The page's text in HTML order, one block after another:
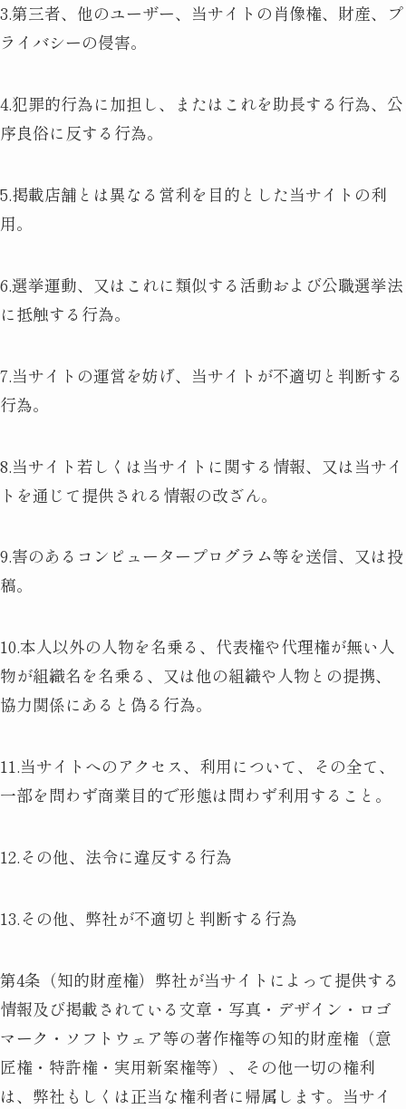
3.第三者、他のユーザー、当サイトの肖像権、財産、プ
ライバシーの侵害。
4.犯罪的行為に加担し、またはこれを助長する行為、公
序良俗に反する行為。
5.掲載店舗とは異なる営利を目的とした当サイトの利
用。
6.選挙運動、又はこれに類似する活動および公職選挙法
に抵触する行為。
7.当サイトの運営を妨げ、当サイトが不適切と判断する
行為。
8.当サイト若しくは当サイトに関する情報、又は当サイ
トを通じて提供される情報の改ざん。
9.害のあるコンピュータープログラム等を送信、又は投
稿。
10.本人以外の人物を名乗る、代表権や代理権が無い人
物が組織名を名乗る、又は他の組織や人物との提携、
協力関係にあると偽る行為。
11.当サイトへのアクセス、利用について、その全て、
一部を問わず商業目的で形態は問わず利用すること。
12.その他、法令に違反する行為
13.その他、弊社が不適切と判断する行為
第4条（知的財産権）弊社が当サイトによって提供する
情報及び掲載されている文章・写真・デザイン・ロゴ
マーク・ソフトウェア等の著作権等の知的財産権（意
匠権・特許権・実用新案権等）、その他一切の権利
は、弊社もしくは正当な権利者に帰属します。当サイ